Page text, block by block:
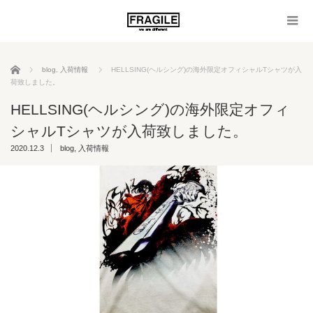
ホーム blog 入荷情報
HELLSING(ヘルシング)の海外限定オフィシャルTシャツが入
荷致しました。
HELLSING(ヘルシング)の海外限定オフィ
シャルTシャツが入荷致しました。
2020.12.3 blog 入荷情報